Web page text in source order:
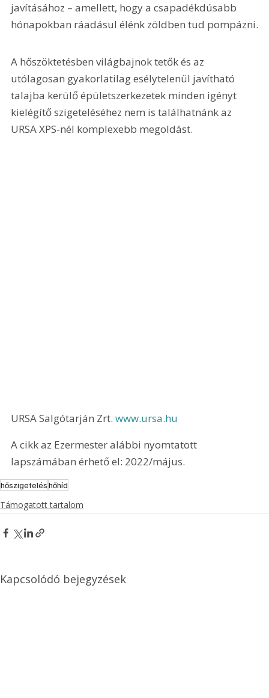
javításához – amellett, hogy a csapadékdúsabb
hónapokban ráadásul élénk zöldben tud pompázni.
A hőszöktetésben világbajnok tetők és az
utólagosan gyakorlatilag esélytelenül javítható
talajba kerülő épületszerkezetek minden igényt
kielégítő szigeteléséhez nem is találhatnánk az
URSA XPS-nél komplexebb megoldást.
URSA Salgótarján Zrt. www.ursa.hu
A cikk az Ezermester alábbi nyomtatott
lapszámában érhető el: 2022/május.
hőszigeteléshőhíd
Támogatott tartalom
Kapcsolódó bejegyzések